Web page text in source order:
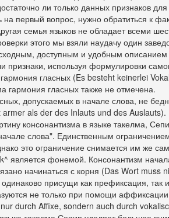
ли только данных признаков
на первый вопрос, нужно обратиться к
семья языков не обладает всеми
этого мы взяли наудачу один
доступным и удобным
признаки, используя формулировки
гармония гласных (Es besteht keinerlei
гармония гласных также не отмечена.
допускаемых в начале слова, не
armer als der des Inlauts und des Auslauts).
консонантизма в языке такелма,
слова". Единственным
это ограничение снимается им же
является фонемой. Консонантизм
начинаться с корня (Das Wort muss
одинаково присущи как префиксация,
не только при помощи
durch Affixe, sondern auch durch